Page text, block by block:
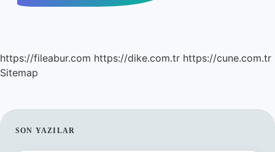
https://fileabur.com https://dike.com.tr https://cune.com.tr
Sitemap
SIDEBAR
SON YAZILAR